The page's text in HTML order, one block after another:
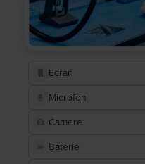
Ecran
Microfon
Camere
Baterie